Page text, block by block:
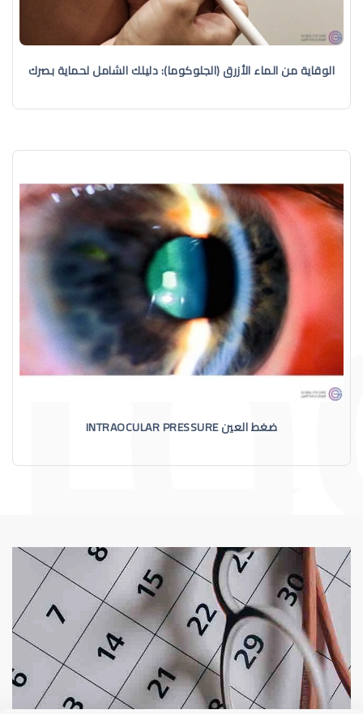
الوقاية من الماء الأزرق (الجلوكوما): دليلك الشامل لحماية بصرك
ضغط العين INTRAOCULAR PRESSURE
أسباب الماء الماء الأزرق